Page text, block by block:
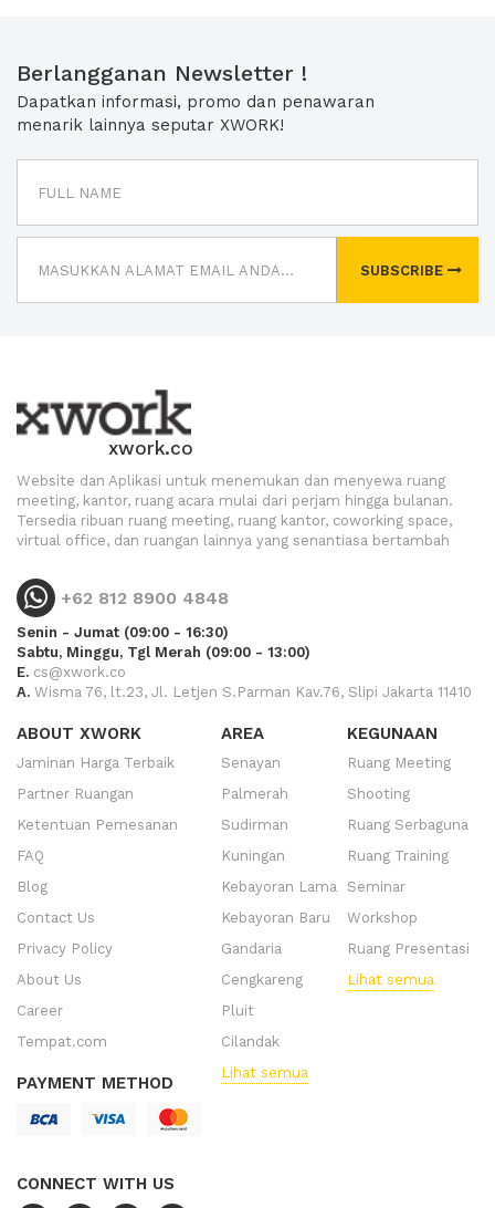
Berlangganan Newsletter !
Dapatkan informasi, promo dan penawaran
menarik lainnya seputar XWORK!
SUBSCRIBE
xwork.co
Website dan Aplikasi untuk menemukan dan menyewa ruang
meeting, kantor, ruang acara mulai dari perjam hingga bulanan.
Tersedia ribuan ruang meeting, ruang kantor, coworking space,
virtual office, dan ruangan lainnya yang senantiasa bertambah
+62 812 8900 4848
Senin - Jumat (09:00 - 16:30)
Sabtu, Minggu, Tgl Merah (09:00 - 13:00)
E. cs@xwork.co
A. Wisma 76, lt.23, Jl. Letjen S.Parman Kav.76, Slipi Jakarta 11410
ABOUT XWORK
Jaminan Harga Terbaik
Partner Ruangan
Ketentuan Pemesanan
FAQ
Blog
Contact Us
Privacy Policy
About Us
Career
Tempat.com
PAYMENT METHOD
CONNECT WITH US
AREA
Senayan
Palmerah
Sudirman
Kuningan
Kebayoran Lama
Kebayoran Baru
Gandaria
Cengkareng
Pluit
Cilandak
Lihat semua
KEGUNAAN
Ruang Meeting
Shooting
Ruang Serbaguna
Ruang Training
Seminar
Workshop
Ruang Presentasi
Lihat semua